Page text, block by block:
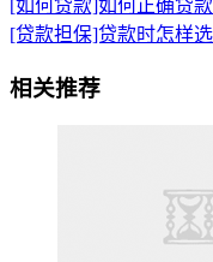
[如何贷款]如何正确贷款
[贷款担保]贷款时怎样
相关推荐